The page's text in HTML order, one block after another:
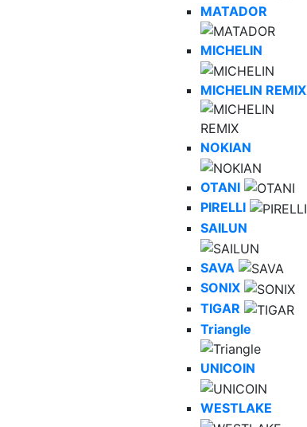
MATADOR
MICHELIN
MICHELIN REMIX
NOKIAN
OTANI
PIRELLI
SAILUN
SAVA
SONIX
TIGAR
Triangle
UNICOIN
WESTLAKE